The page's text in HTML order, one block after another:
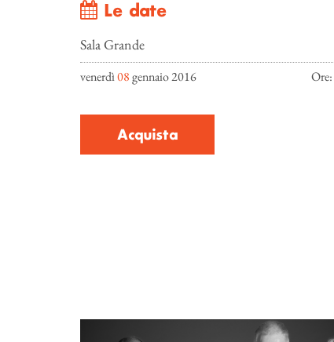
Le date
Sala Grande
venerdì08gennaio 2016 Ore:
Acquista